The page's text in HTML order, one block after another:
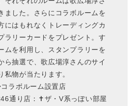
ました。さらにコラボルームを
にはもれなくトレーディングカ
ラリーカードをプレゼント。す
ムを利用し、スタンプラリーを
ら抽選で、歌広場淳さんのサイ
私物が当たります。
ラボルーム設置店
通り店：✝ザ・V系っぽい部屋